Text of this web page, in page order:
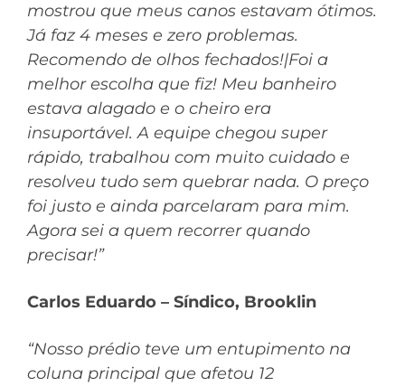
mostrou que meus canos estavam ótimos.
Já faz 4 meses e zero problemas.
Recomendo de olhos fechados!|Foi a
melhor escolha que fiz! Meu banheiro
estava alagado e o cheiro era
insuportável. A equipe chegou super
rápido, trabalhou com muito cuidado e
resolveu tudo sem quebrar nada. O preço
foi justo e ainda parcelaram para mim.
Agora sei a quem recorrer quando
precisar!”
Carlos Eduardo – Síndico, Brooklin
“Nosso prédio teve um entupimento na
coluna principal que afetou 12